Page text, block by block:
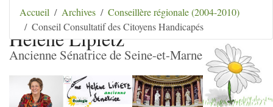
Aller au contenu | Aller au menu|Aller au menu
secondaire
Aller à la recherche
Hélène Lipietz
Ancienne Sénatrice de Seine-et-Marne
Accueil Archives
Conseillère régionale (2004-2010)
Conseil Consultatif des Citoyens Handicapés